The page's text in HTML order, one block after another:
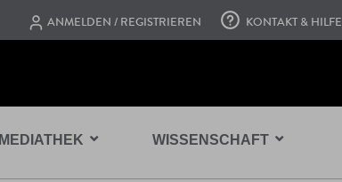
ANMELDEN / REGISTRIEREN KONTAKT & HILFE
MEDIATHEK WISSENSCHAFT